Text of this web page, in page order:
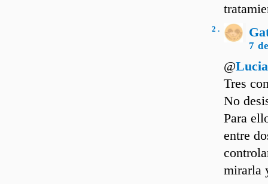
2 .
7
@
Tres
No
Para
entre
mirarla